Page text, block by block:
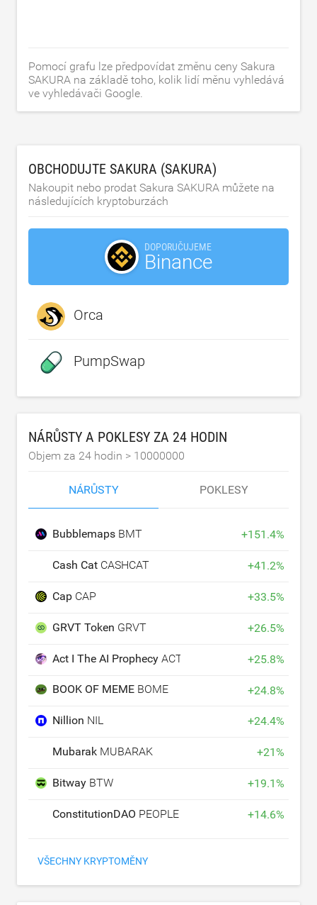
Pomocí grafu lze předpovídat změnu ceny Sakura
SAKURA na základě toho, kolik lidí měnu vyhledává
ve vyhledávači Google.
OBCHODUJTE SAKURA (SAKURA)
Nakoupit nebo prodat Sakura SAKURA můžete na
následujících kryptoburzách
DOPORUČUJEME
Binance
Orca
PumpSwap
NÁRŮSTY A POKLESY ZA 24 HODIN
Objem za 24 hodin > 10000000
NÁRŮSTY POKLESY
Bubblemaps BMT +151.4%
Cash Cat CASHCAT +41.2%
Cap CAP +33.5%
GRVT Token GRVT +26.5%
Act I The AI Prophecy ACT +25.8%
BOOK OF MEME BOME +24.8%
Nillion NIL +24.4%
Mubarak MUBARAK +21%
Bitway BTW +19.1%
ConstitutionDAO PEOPLE +14.6%
VŠECHNY KRYPTOMĚNY